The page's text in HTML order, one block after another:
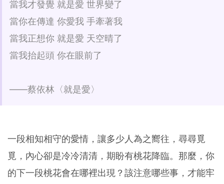
當我才發覺 就是愛 世界變了
當你在傳達 你愛我 手牽著我
當我正想你 就是愛 天空晴了
當我抬起頭 你在眼前了
——蔡依林〈就是愛〉
一段相知相守的愛情，讓多少人為之嚮往，尋尋覓
覓，內心卻是冷冷清清，期盼有桃花降臨。那麼，你
的下一段桃花會在哪裡出現？該注意哪些事，才能牢